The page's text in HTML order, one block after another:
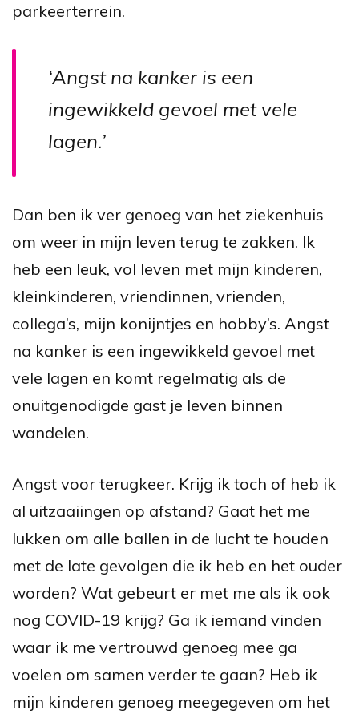
parkeerterrein.
‘Angst na kanker is een
ingewikkeld gevoel met vele
lagen.’
Dan ben ik ver genoeg van het ziekenhuis
om weer in mijn leven terug te zakken. Ik
heb een leuk, vol leven met mijn kinderen,
kleinkinderen, vriendinnen, vrienden,
collega’s, mijn konijntjes en hobby’s. Angst
na kanker is een ingewikkeld gevoel met
vele lagen en komt regelmatig als de
onuitgenodigde gast je leven binnen
wandelen.
Angst voor terugkeer. Krijg ik toch of heb ik
al uitzaaiingen op afstand? Gaat het me
lukken om alle ballen in de lucht te houden
met de late gevolgen die ik heb en het ouder
worden? Wat gebeurt er met me als ik ook
nog COVID-19 krijg? Ga ik iemand vinden
waar ik me vertrouwd genoeg mee ga
voelen om samen verder te gaan? Heb ik
mijn kinderen genoeg meegegeven om het